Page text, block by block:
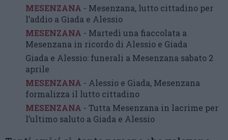
MESENZANA - Mesenzana, lutto cittadino per
l’addio a Giada e Alessio
MESENZANA - Martedì una fiaccolata a
Mesenzana in ricordo di Alessio e Giada
Giada e Alessio: funerali a Mesenzana sabato 2
aprile
MESENZANA - Alessio e Giada, Mesenzana
formalizza il lutto cittadino
MESENZANA - Tutta Mesenzana in lacrime per
l’ultimo saluto a Giada e Alessio